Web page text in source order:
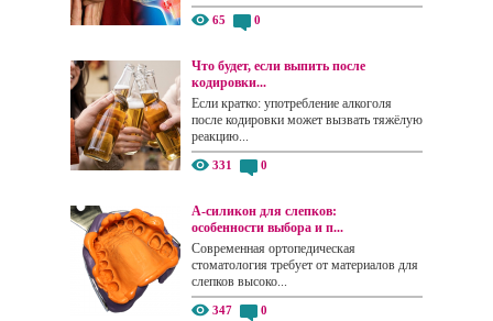
65 0
Что будет, если выпить после
кодировки...
Если кратко: употребление алкоголя
после кодировки может вызвать тяжёлую
реакцию...
331 0
А-силикон для слепков:
особенности выбора и п...
Современная ортопедическая
стоматология требует от материалов для
слепков высоко...
347 0